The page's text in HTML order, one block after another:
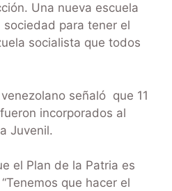
Una nueva escuela
para tener el
socialista que todos
señaló que 11
incorporados al
Juvenil.
el Plan de la Patria es
que hacer el